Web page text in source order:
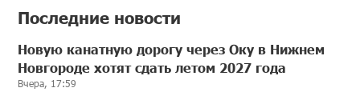
Последние новости
Новую канатную дорогу через Оку в Нижнем
Новгороде хотят сдать летом 2027 года
Вчера, 17:59